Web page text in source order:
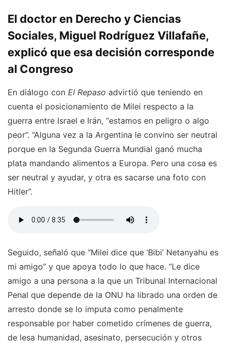
El doctor en Derecho y Ciencias
Sociales, Miguel Rodríguez Villafañe,
explicó que esa decisión corresponde
al Congreso
En diálogo con El Repaso advirtió que teniendo en
cuenta el posicionamiento de Milei respecto a la
guerra entre Israel e Irán, “estamos en peligro o algo
peor”. “Alguna vez a la Argentina le convino ser neutral
porque en la Segunda Guerra Mundial ganó mucha
plata mandando alimentos a Europa. Pero una cosa es
ser neutral y ayudar, y otra es sacarse una foto con
Hitler”.
Seguido, señaló que “Milei dice que ‘Bibi’ Netanyahu es
mi amigo” y que apoya todo lo que hace. “Le dice
amigo a una persona a la que un Tribunal Internacional
Penal que depende de la ONU ha librado una orden de
arresto donde se lo imputa como penalmente
responsable por haber cometido crímenes de guerra,
de lesa humanidad, asesinato, persecución y otros